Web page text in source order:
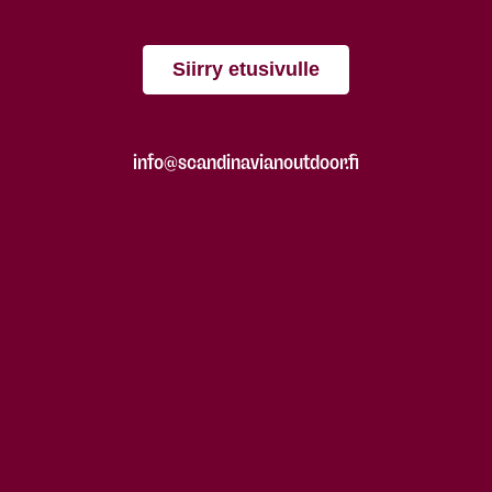
Siirry etusivulle
info@scandinavianoutdoor.fi